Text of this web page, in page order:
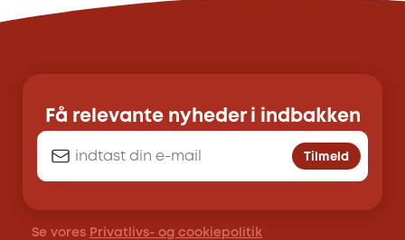
Få relevante nyheder i indbakken
Tilmeld
Se vores Privatlivs- og cookiepolitik